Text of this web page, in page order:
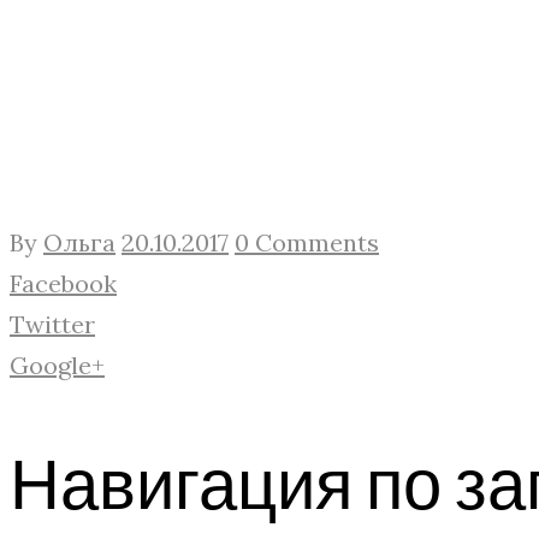
By Ольга 20.10.2017 0 Comments
Facebook
Twitter
Google+
Навигация по